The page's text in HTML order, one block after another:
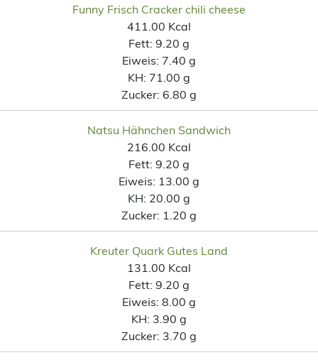
Funny Frisch Cracker chili cheese
411.00 Kcal
Fett: 9.20 g
Eiweis: 7.40 g
KH: 71.00 g
Zucker: 6.80 g
Natsu Hähnchen Sandwich
216.00 Kcal
Fett: 9.20 g
Eiweis: 13.00 g
KH: 20.00 g
Zucker: 1.20 g
Kreuter Quark Gutes Land
131.00 Kcal
Fett: 9.20 g
Eiweis: 8.00 g
KH: 3.90 g
Zucker: 3.70 g